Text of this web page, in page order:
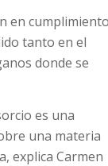
en cumplimiento
tanto en el
donde se
es una
una materia
explica Carmen